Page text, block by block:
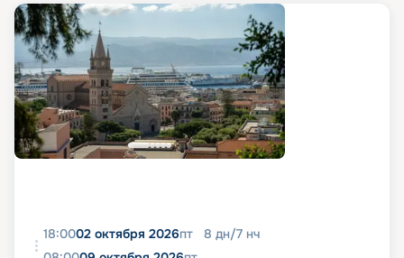
18:0002 октября 2026пт 8 дн/7 нч